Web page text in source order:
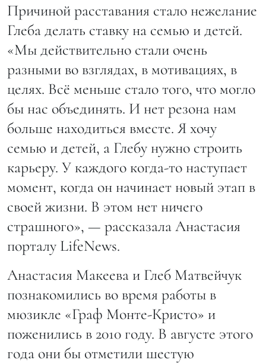
Причиной расставания стало нежелание
Глеба делать ставку на семью и детей.
«Мы действительно стали очень
разными во взглядах, в мотивациях, в
целях. Всё меньше стало того, что могло
бы нас объединять. И нет резона нам
больше находиться вместе. Я хочу
семью и детей, а Глебу нужно строить
карьеру. У каждого когда-то наступает
момент, когда он начинает новый этап в
своей жизни. В этом нет ничего
страшного», — рассказала Анастасия
порталу LifeNews.
Анастасия Макеева и Глеб Матвейчук
познакомились во время работы в
мюзикле «Граф Монте-Кристо» и
поженились в 2010 году. В августе этого
года они бы отметили шестую